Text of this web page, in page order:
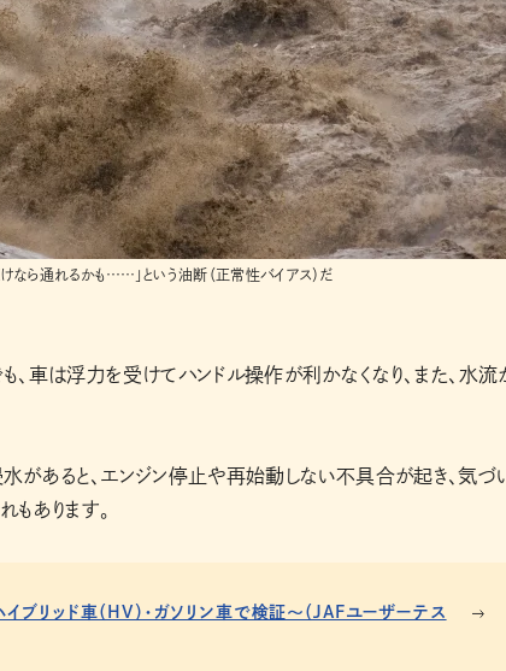
なら通れるかも……」という油断（正常性バイアス）だ
車は浮力を受けてハンドル操作が利かなくなり、また、水流
があると、エンジン停止や再始動しない不具合が起き、気づ
もあります。
リッド車（HV）・ガソリン車で検証～（JAFユーザーテス